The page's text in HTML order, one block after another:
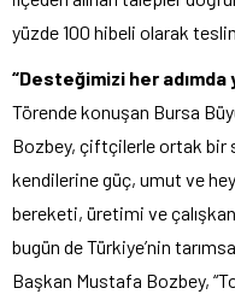
yüzde 100 hibeli olarak
“Desteğimizi her
Törende konuşan Bursa
Bozbey, çiftçilerle ortak bir
kendilerine güç, umut ve
bereketi, üretimi ve
bugün de Türkiye’nin
Başkan Mustafa Bozbey,